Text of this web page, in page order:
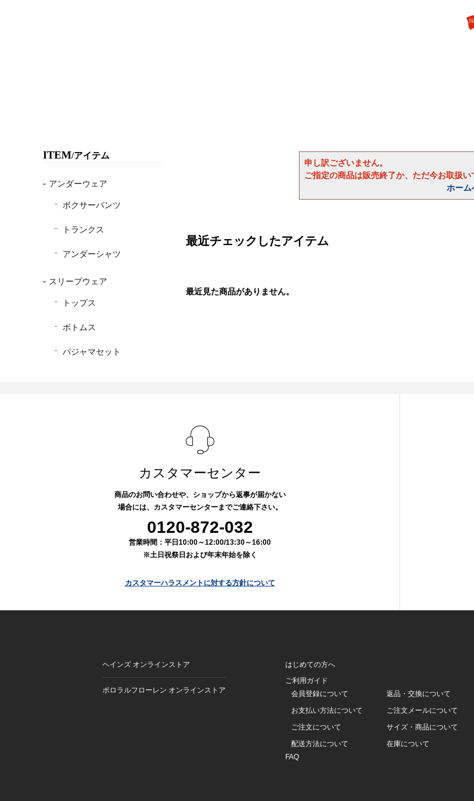
ITEM/アイテム
アンダーウェア
ボクサーパンツ
トランクス
アンダーシャツ
スリープウェア
トップス
ボトムス
パジャマセット
申し訳ございません。
ご指定の商品は販売終了か、ただ今お取扱い
ホーム
最近チェックしたアイテム
最近見た商品がありません。
カスタマーセンター
商品のお問い合わせや、ショップから返事が届かない
場合には、カスタマーセンターまでご連絡下さい。
0120-872-032
営業時間：平日10:00～12:00/13:30～16:00
※土日祝祭日および年末年始を除く
カスタマーハラスメントに対する方針について
ヘインズ オンラインストア
ポロラルフローレン オンラインストア
はじめての方へ
ご利用ガイド
会員登録について
お支払い方法について
ご注文について
配送方法について
返品・交換について
ご注文メールについて
サイズ・商品について
在庫について
FAQ